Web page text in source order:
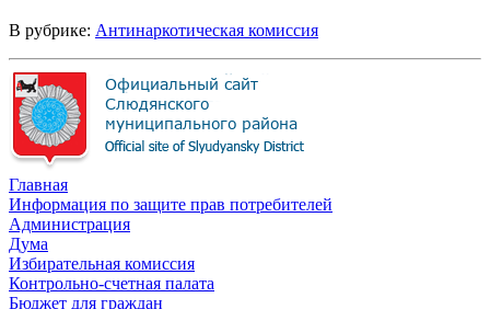
В рубрике: Антинаркотическая комиссия
Главная
Информация по защите прав потребителей
Администрация
Дума
Избирательная комиссия
Контрольно-счетная палата
Бюджет для граждан